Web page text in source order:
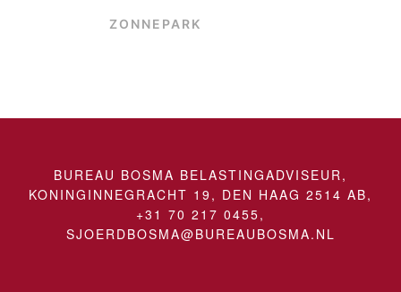
ZONNEPARK
BUREAU BOSMA BELASTINGADVISEUR,
KONINGINNEGRACHT 19, DEN HAAG 2514 AB,
+31 70 217 0455,
SJOERDBOSMA@BUREAUBOSMA.NL